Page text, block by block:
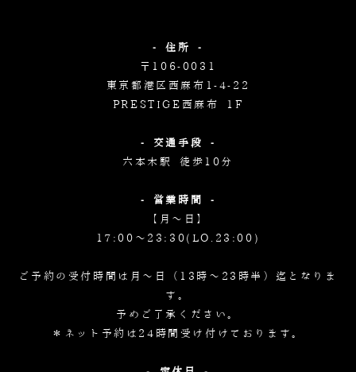
- 住所 -
〒106-0031
東京都港区西麻布1-4-22
PRESTIGE西麻布 1F
- 交通手段 -
六本木駅 徒歩10分
- 営業時間 -
【月～日】
17:00～23:30(LO.23:00)
ご予約の受付時間は月～日（13時～23時半）迄となりま
す。
予めご了承ください。
＊ネット予約は24時間受け付けております。